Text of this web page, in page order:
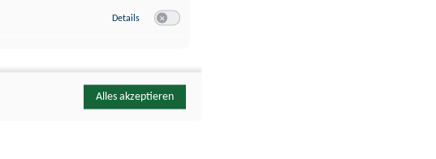
Details zu YouTube
Alles akzeptieren